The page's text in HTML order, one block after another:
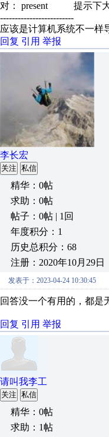
对： present
提示下大
-------------------------
应该是计算机系统不一样
回复 引用 举报
李长宏
关注 私信
精华：0帖
求助：0帖
帖子：0帖 | 1回
年度积分：1
历史总积分：68
注册：2020年10月29日
发表于：2023-04-24 10:30:45
回答没一个有用的，都是
回复 引用 举报
请叫我李工
关注 私信
精华：0帖
求助：1帖